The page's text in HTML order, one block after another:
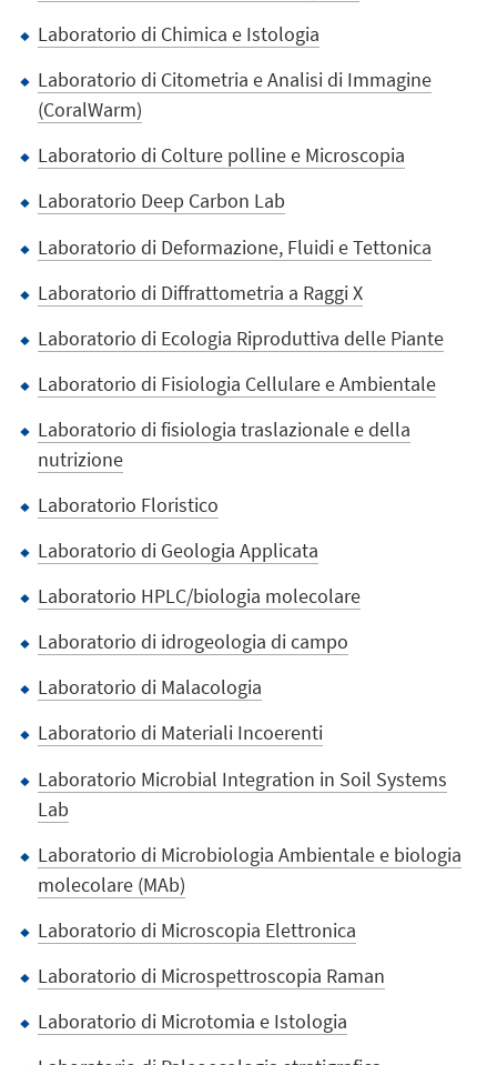
Laboratorio di Chimica e Istologia
Laboratorio di Citometria e Analisi di Immagine
(CoralWarm)
Laboratorio di Colture polline e Microscopia
Laboratorio Deep Carbon Lab
Laboratorio di Deformazione, Fluidi e Tettonica
Laboratorio di Diffrattometria a Raggi X
Laboratorio di Ecologia Riproduttiva delle Piante
Laboratorio di Fisiologia Cellulare e Ambientale
Laboratorio di fisiologia traslazionale e della
nutrizione
Laboratorio Floristico
Laboratorio di Geologia Applicata
Laboratorio HPLC/biologia molecolare
Laboratorio di idrogeologia di campo
Laboratorio di Malacologia
Laboratorio di Materiali Incoerenti
Laboratorio Microbial Integration in Soil Systems
Lab
Laboratorio di Microbiologia Ambientale e biologia
molecolare (MAb)
Laboratorio di Microscopia Elettronica
Laboratorio di Microspettroscopia Raman
Laboratorio di Microtomia e Istologia